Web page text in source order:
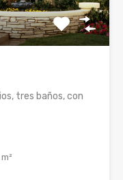
tres baños, con
m²